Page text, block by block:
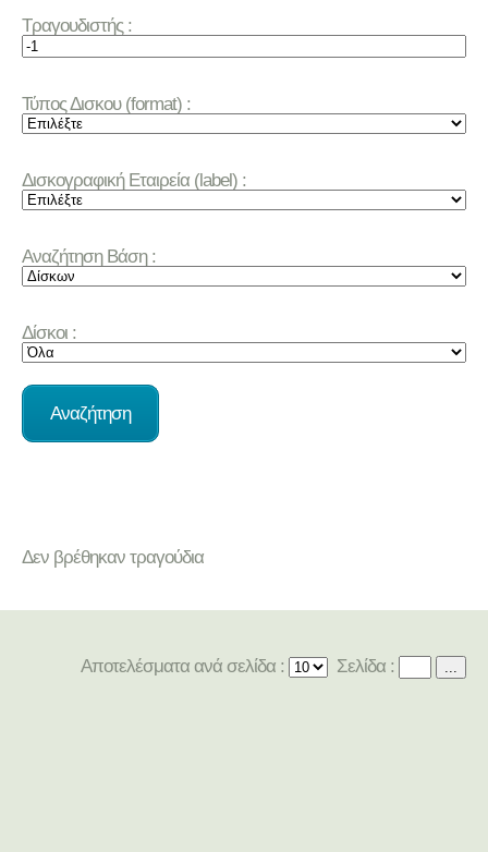
Τραγουδιστής :
Τύπος Δισκου (format) :
Δισκογραφική Εταιρεία (label) :
Αναζήτηση Βάση :
Δίσκοι :
Δεν βρέθηκαν τραγούδια
Αποτελέσματα ανά σελίδα : Σελίδα : ...